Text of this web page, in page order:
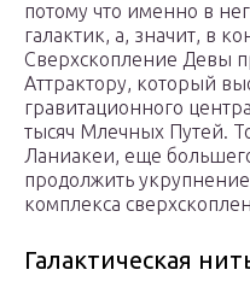
потому что именно в
галактик, а, значит, в
Сверхскопление Девы
Аттрактору, который
гравитационного
тысяч Млечных Путей.
Ланиакеи, еще
продолжить
комплекса
Галактическая